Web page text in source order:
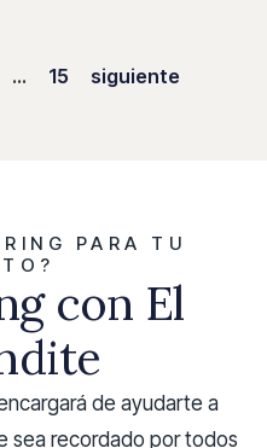
… 15 siguiente
PARA TU
con El
de ayudarte a
sea recordado por todos